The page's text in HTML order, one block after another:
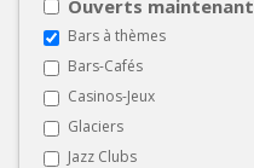
Ouverts maintenant
Bars à thèmes
Bars-Cafés
Casinos-Jeux
Glaciers
Jazz Clubs